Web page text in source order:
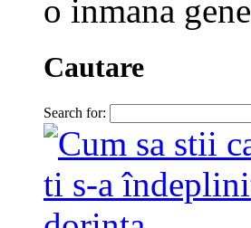
o inmana
Cautare
Search for: